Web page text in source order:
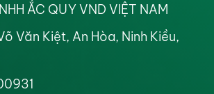
ẮC QUY VND VIỆT NAM
Văn Kiệt, An Hòa, Ninh Kiều,